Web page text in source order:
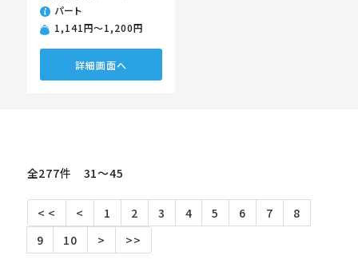
パート
1,141円〜1,200円
詳細画面へ
全277件 31〜45
< < < 1 2 3 4 5 6 7
8
9
10 > >>